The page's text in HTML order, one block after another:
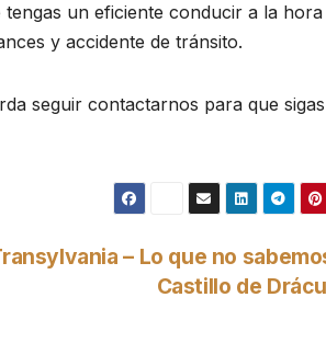
un eficiente conducir a la hora
y accidente de tránsito.
seguir contactarnos para que sigas
– Lo que no
Castillo de